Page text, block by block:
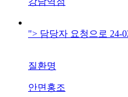
"> 담당자 요청으로 24-
질환명
안면홍조